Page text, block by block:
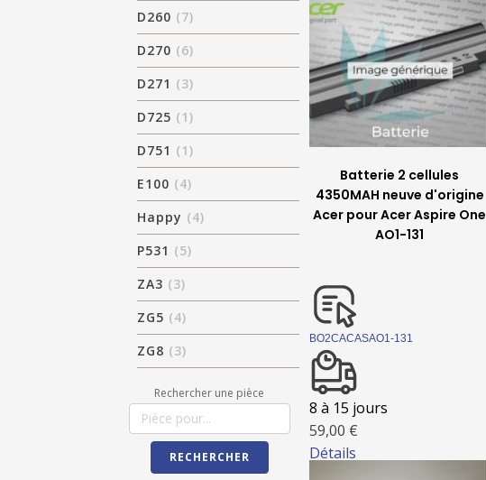
D260 (7)
D270 (6)
D271 (3)
D725 (1)
D751 (1)
E100 (4)
Happy (4)
P531 (5)
ZA3 (3)
ZG5 (4)
ZG8 (3)
Rechercher une pièce
RECHERCHER Détails
Batterie 2 cellules
4350MAH neuve d'origine
Acer pour Acer Aspire One
AO1-131
BO2CACASAO1-131
8 à 15 jours
59,00 €